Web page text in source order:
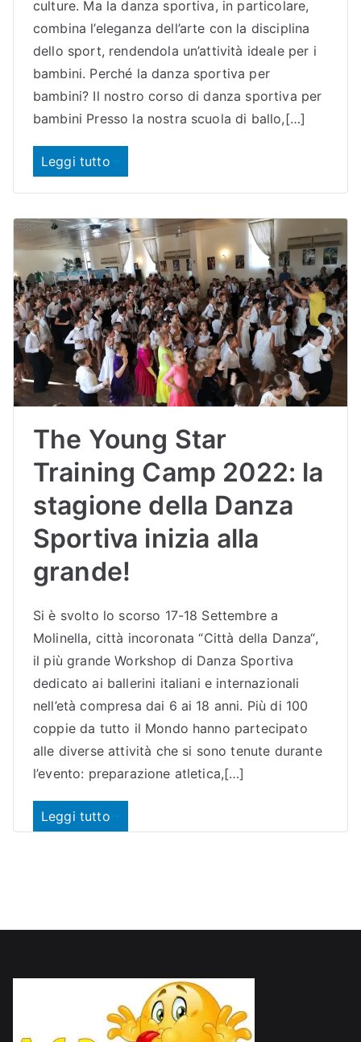
culture. Ma la danza sportiva, in particolare,
combina l’eleganza dell’arte con la disciplina
dello sport, rendendola un’attività ideale per i
bambini. Perché la danza sportiva per
bambini? Il nostro corso di danza sportiva per
bambini Presso la nostra scuola di ballo,[…]
Leggi tutto
The Young Star
Training Camp 2022: la
stagione della Danza
Sportiva inizia alla
grande!
Si è svolto lo scorso 17-18 Settembre a
Molinella, città incoronata “Città della Danza“,
il più grande Workshop di Danza Sportiva
dedicato ai ballerini italiani e internazionali
nell’età compresa dai 6 ai 18 anni. Più di 100
coppie da tutto il Mondo hanno partecipato
alle diverse attività che si sono tenute durante
l’evento: preparazione atletica,[…]
Leggi tutto